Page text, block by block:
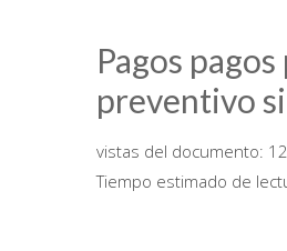
Pagos
preventivo
vistas del documento:
Tiempo estimado de